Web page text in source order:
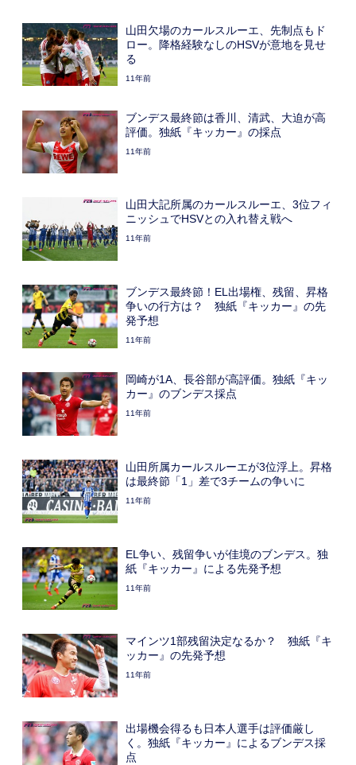
山田欠場のカールスルーエ、先制点もド
ロー。降格経験なしのHSVが意地を見せ
る
11年前
ブンデス最終節は香川、清武、大迫が高
評価。独紙『キッカー』の採点
11年前
山田大記所属のカールスルーエ、3位フィ
ニッシュでHSVとの入れ替え戦へ
11年前
ブンデス最終節！EL出場権、残留、昇格
争いの行方は？ 独紙『キッカー』の先
発予想
11年前
岡崎が1A、長谷部が高評価。独紙『キッ
カー』のブンデス採点
11年前
山田所属カールスルーエが3位浮上。昇格
は最終節「1」差で3チームの争いに
11年前
EL争い、残留争いが佳境のブンデス。独
紙『キッカー』による先発予想
11年前
マインツ1部残留決定なるか？ 独紙『キ
ッカー』の先発予想
11年前
出場機会得るも日本人選手は評価厳し
く。独紙『キッカー』によるブンデス採
点